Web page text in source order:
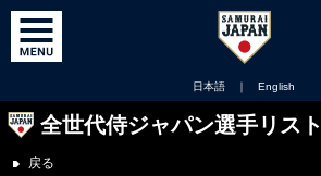
日本語 ｜ English
全世代侍ジャパン選手リスト
戻る